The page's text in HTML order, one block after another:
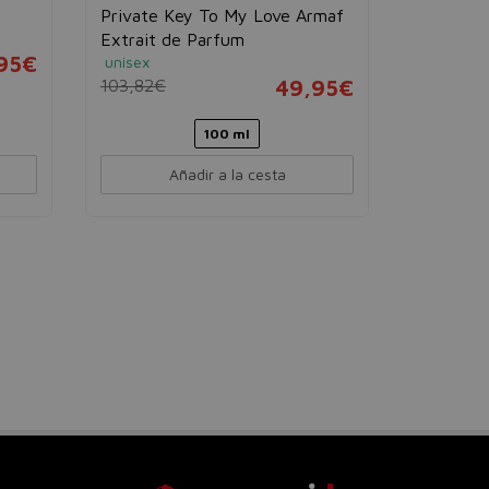
Private Key To My Love Armaf
Extrait de Parfum
unisex
103,82€ 49,95€
100 ml
Añadir a la cesta